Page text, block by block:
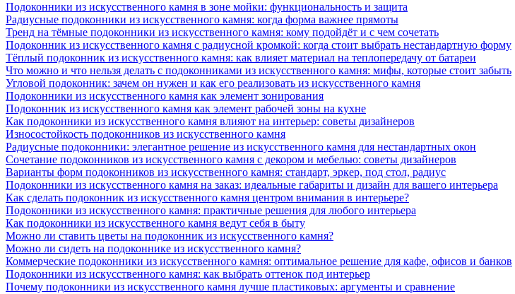
Подоконники из искусственного камня в зоне мойки: функциональность и защита
Радиусные подоконники из искусственного камня: когда форма важнее прямоты
Тренд на тёмные подоконники из искусственного камня: кому подойдёт и с чем сочетать
Подоконник из искусственного камня с радиусной кромкой: когда стоит выбрать нестандартную форму
Тёплый подоконник из искусственного камня: как влияет материал на теплопередачу от батареи
Что можно и что нельзя делать с подоконниками из искусственного камня: мифы, которые стоит забыть
Угловой подоконник: зачем он нужен и как его реализовать из искусственного камня
Подоконники из искусственного камня как элемент зонирования
Подоконник из искусственного камня как элемент рабочей зоны на кухне
Как подоконники из искусственного камня влияют на интерьер: советы дизайнеров
Износостойкость подоконников из искусственного камня
Радиусные подоконники: элегантное решение из искусственного камня для нестандартных окон
Сочетание подоконников из искусственного камня с декором и мебелью: советы дизайнеров
Варианты форм подоконников из искусственного камня: стандарт, эркер, под стол, радиус
Подоконники из искусственного камня на заказ: идеальные габариты и дизайн для вашего интерьера
Как сделать подоконник из искусственного камня центром внимания в интерьере?
Подоконники из искусственного камня: практичные решения для любого интерьера
Как подоконники из искусственного камня ведут себя в быту
Можно ли ставить цветы на подоконник из искусственного камня?
Можно ли сидеть на подоконнике из искусственного камня?
Коммерческие подоконники из искусственного камня: оптимальное решение для кафе, офисов и банков
Подоконники из искусственного камня: как выбрать оттенок под интерьер
Почему подоконники из искусственного камня лучше пластиковых: аргументы и сравнение